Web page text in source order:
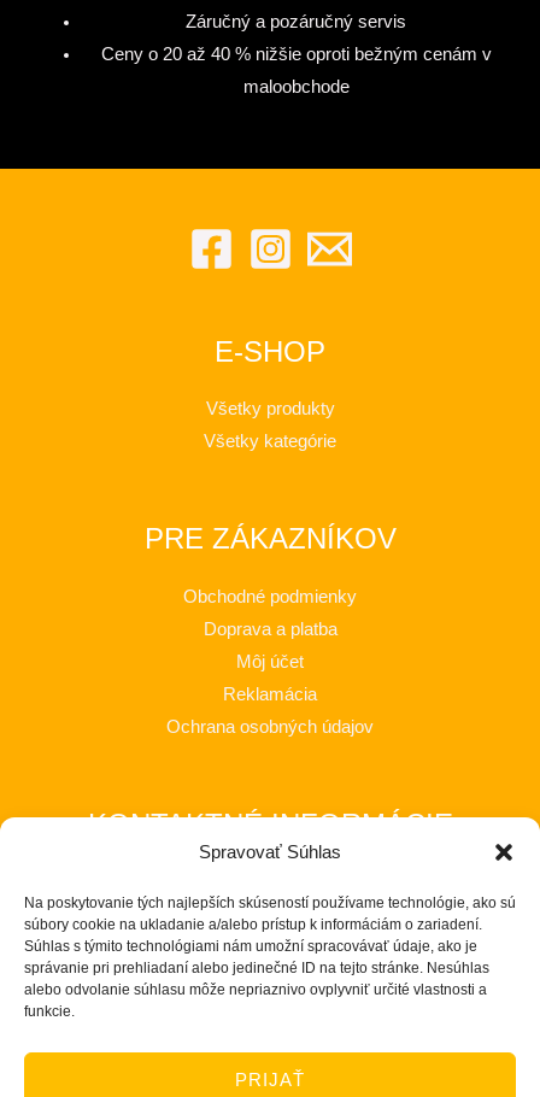
Spravovať Súhlas
Na poskytovanie tých najlepších skúseností používame technológie, ako sú
súbory cookie na ukladanie a/alebo prístup k informáciám o zariadení.
Súhlas s týmito technológiami nám umožní spracovávať údaje, ako je
správanie pri prehliadaní alebo jedinečné ID na tejto stránke. Nesúhlas
alebo odvolanie súhlasu môže nepriaznivo ovplyvniť určité vlastnosti a
funkcie.
PRIJAŤ
Záručný a pozáručný servis
Ceny o 20 až 40 % nižšie oproti bežným cenám v
maloobchode
E-SHOP
Všetky produkty
Všetky kategórie
PRE ZÁKAZNÍKOV
Obchodné podmienky
Doprava a platba
Môj účet
Reklamácia
Ochrana osobných údajov
KONTAKTNÉ INFORMÁCIE
Považská Teplá 602
017 05 Považská Bystrica 5
tel.: +421 903 232 273